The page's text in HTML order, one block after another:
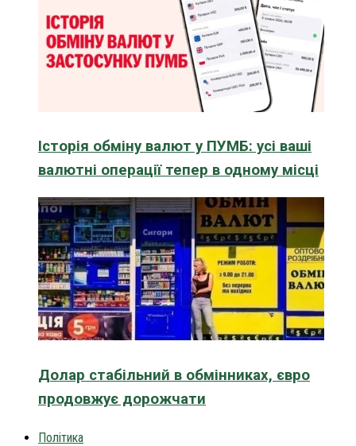
Історія обміну валют у ПУМБ: усі ваші
валютні операції тепер в одному місці
Долар стабільний в обмінниках, євро
продовжує дорожчати
Політика